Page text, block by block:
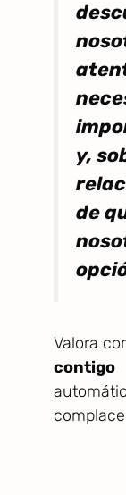
y,
de
Valora
contigo